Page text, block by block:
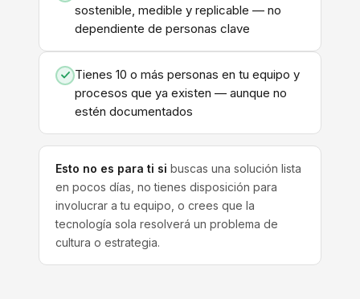
sostenible, medible y replicable — no
dependiente de personas clave
Tienes 10 o más personas en tu equipo y
procesos que ya existen — aunque no
estén documentados
Esto no es para ti si buscas una solución lista
en pocos días, no tienes disposición para
involucrar a tu equipo, o crees que la
tecnología sola resolverá un problema de
cultura o estrategia.